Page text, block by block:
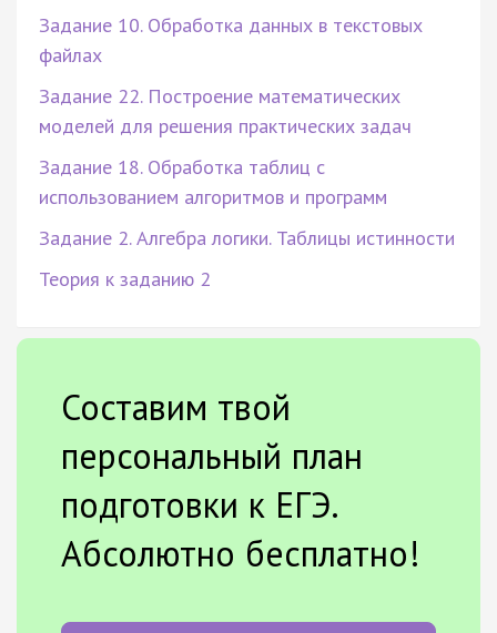
Задание 10. Обработка данных в текстовых
файлах
Задание 22. Построение математических
моделей для решения практических задач
Задание 18. Обработка таблиц с
использованием алгоритмов и программ
Задание 2. Алгебра логики. Таблицы истинности
Теория к заданию 2
Составим твой
персональный план
подготовки к ЕГЭ.
Абсолютно бесплатно!